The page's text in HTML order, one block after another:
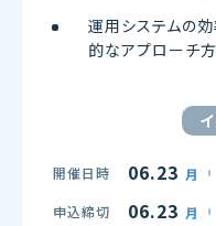
開催日時 06.23 月
申込締切 06.23 月
運用システムの
的なアプローチ